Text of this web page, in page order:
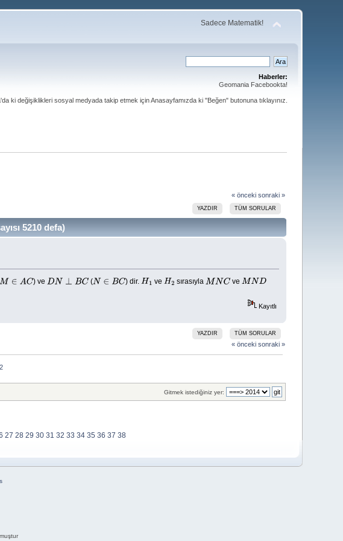
Sadece Matematik!
Haberler:
Geomania Facebookta!
ki değişiklikleri sosyal medyada takip etmek için Anasayfamızda ki "Beğen" butonuna tıklayınız.
« önceki sonraki »
YAZDIR TÜM SORULAR
5210 defa)
∈ AC ) ve DN⊥ BC (N∈B C ) dir. H1 ve H2 sırasıyla MNC ve MND
Kayıtlı
YAZDIR TÜM SORULAR
« önceki sonraki »
Gitmek istediğiniz yer:
27 28 29 30 31 32 33 34 35 36 37 38